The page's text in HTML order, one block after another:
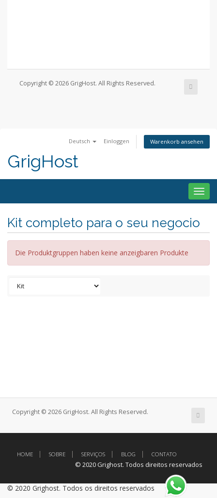
Copyright © 2026 GrigHost. All Rights Reserved.
Deutsch Einloggen Warenkorb ansehen
GrigHost
Kit completo para o seu negocio
Die Produktgruppen haben keine anzeigbaren Produkte
Copyright © 2026 GrigHost. All Rights Reserved.
HOME SOBRE SERVIÇOS BLOG CONTATO
© 2020 Grighost. Todos direitos reservados
© 2020 Grighost. Todos os direitos reservados